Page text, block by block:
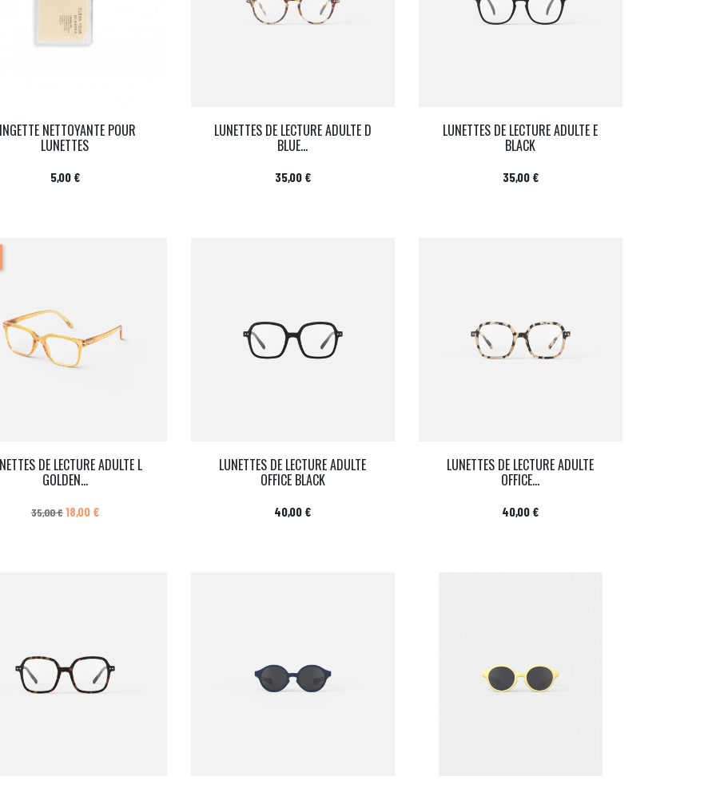
NETTOYANTE POUR
LUNETTES
Prix
5,00 €
LUNETTES DE LECTURE ADULTE D
BLUE...
Prix
35,00 €
LUNETTES DE LECTURE ADULTE E
BLACK
Prix
35,00 €
DE LECTURE ADULTE L
GOLDEN...
Prix de base
35,00 €Prix
18,00 €
LUNETTES DE LECTURE ADULTE
OFFICE BLACK
Prix
40,00 €
LUNETTES DE LECTURE ADULTE
OFFICE...
Prix
40,00 €